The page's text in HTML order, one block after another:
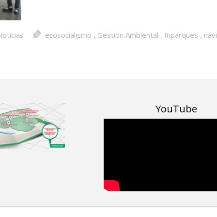
ecosocialismo , Gestión Ambiental , Inparques ,
YouTube